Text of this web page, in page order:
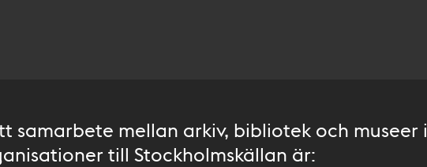
samarbete mellan arkiv, bibliotek och museer i
till Stockholmskällan är: